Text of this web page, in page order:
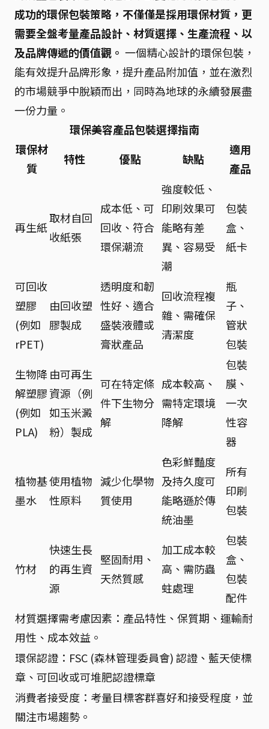
成功的環保包裝策略，不僅僅是採用環保材質，更
需要全盤考量產品設計、材質選擇、生產流程、以
及品牌傳遞的價值觀。 一個精心設計的環保包裝，
能有效提升品牌形象，提升產品附加值，並在激烈
的市場競爭中脫穎而出，同時為地球的永續發展盡
一份力量。
環保美容產品包裝選擇指南
環保材
質
特性 優點 缺點
適用
產品
再生紙
取材自回
收紙張
成本低、可
回收、符合
環保潮流
強度較低、
印刷效果可
能略有差
異、容易受
潮
包裝
盒、
紙卡
可回收
塑膠
(例如
rPET)
由回收塑
膠製成
透明度和韌
性好、適合
盛裝液體或
膏狀產品
回收流程複
雜、需確保
清潔度
瓶
子、
管狀
包裝
生物降
解塑膠
(例如
PLA)
由可再生
資源（例
如玉米澱
粉）製成
可在特定條
件下生物分
解
成本較高、
需特定環境
降解
包裝
膜、
一次
性容
器
植物基
墨水
使用植物
性原料
減少化學物
質使用
色彩鮮豔度
及持久度可
能略遜於傳
統油墨
所有
印刷
包裝
竹材
快速生長
的再生資
源
堅固耐用、
天然質感
加工成本較
高、需防蟲
蛀處理
包裝
盒、
包裝
配件
材質選擇需考慮因素：產品特性、保質期、運輸耐
用性、成本效益。
環保認證：FSC (森林管理委員會) 認證、藍天使標
章、可回收或可堆肥認證標章
消費者接受度：考量目標客群喜好和接受程度，並
關注市場趨勢。